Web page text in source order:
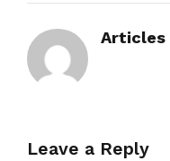
Articles
Leave a Reply